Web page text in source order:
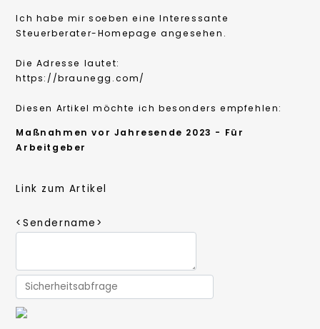
Ich habe mir soeben eine Interessante
Steuerberater-Homepage angesehen.
Die Adresse lautet:
https://braunegg.com/
Diesen Artikel möchte ich besonders empfehlen:
Maßnahmen vor Jahresende 2023 - Für
Arbeitgeber
Link zum Artikel
<Sendername>